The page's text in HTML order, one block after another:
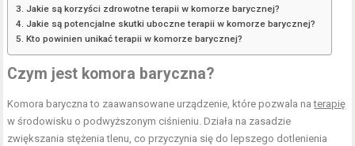
Jakie są korzyści zdrowotne terapii w komorze barycznej?
Jakie są potencjalne skutki uboczne terapii w komorze barycznej?
Kto powinien unikać terapii w komorze barycznej?
Czym jest komora baryczna?
Komora baryczna to zaawansowane urządzenie, które pozwala naterapię
w środowisku o podwyższonym ciśnieniu. Działa na zasadzie
zwiększania stężenia tlenu, co przyczynia się do lepszego dotlenienia